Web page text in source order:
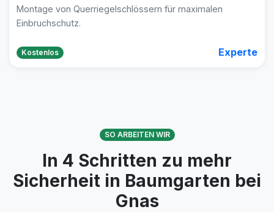
Montage von Querriegelschlössern für maximalen
Einbruchschutz.
Kostenlos Experte
SO ARBEITEN WIR
In 4 Schritten zu mehr
Sicherheit in Baumgarten bei
Gnas